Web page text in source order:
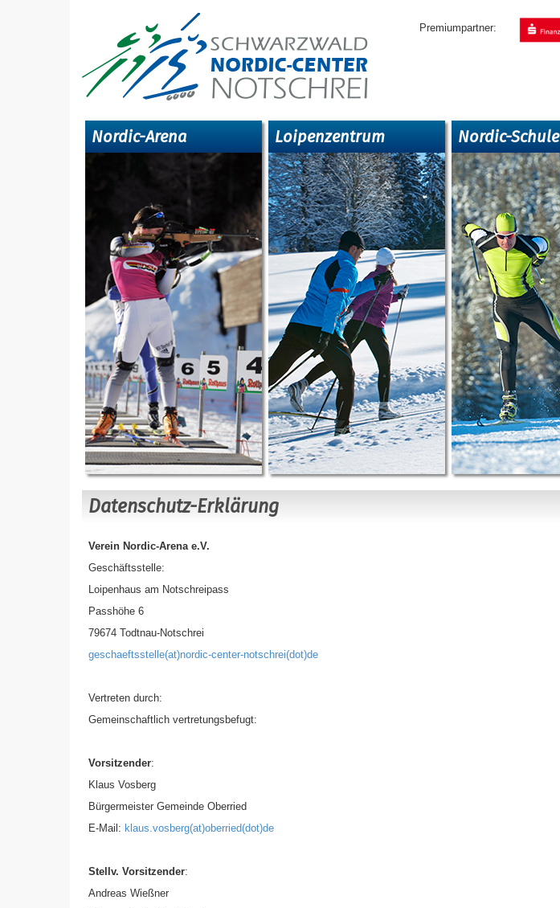
Premiumpartner:
Nordic-Arena Loipenzentrum Nordic-Schule
Datenschutz-Erklärung
Verein Nordic-Arena e.V.
Geschäftsstelle:
Loipenhaus am Notschreipass
Passhöhe 6
79674 Todtnau-Notschrei
geschaeftsstelle(at)nordic-center-notschrei(dot)de
Vertreten durch:
Gemeinschaftlich vertretungsbefugt:
Vorsitzender:
Klaus Vosberg
Bürgermeister Gemeinde Oberried
E-Mail: klaus.vosberg(at)oberried(dot)de
Stellv. Vorsitzender:
Andreas Wießner